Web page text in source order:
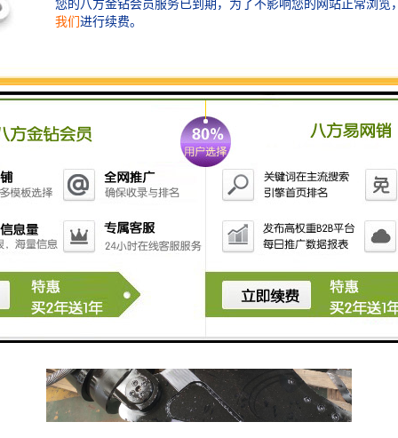
挖掘机鹰嘴剪切机可以安装在挖掘机，多方位工作，可
程，桥梁拆解的钢铁剪切。鹰嘴剪智造大观，挥洒自
如，移动方便，速度快效益高，将替代式剪切机，龙门
重废剪切机，打包剪切机等不能移动的缺点，也降低了
投资成本，安全性提高了，液压鹰嘴剪可以在任何场合
灵活使用。